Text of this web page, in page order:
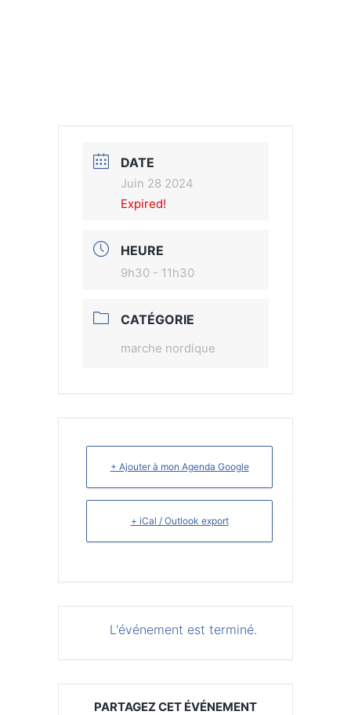
DATE
Juin 28 2024
Expired!
HEURE
9h30 - 11h30
CATÉGORIE
marche nordique
+ Ajouter à mon Agenda Google
+ iCal / Outlook export
L'événement est terminé.
PARTAGEZ CET ÉVÉNEMENT